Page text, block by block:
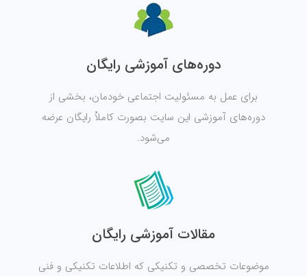
دوره‌های آموزشی رایگان
برای عمل به مسئولیت اجتماعی خودمان، بخشی از
دوره‌های آموزشی این سایت بصورت کاملاْ رایگان عرضه
می‌شود.
مقالات آموزشی رایگان
موضوعات تخصصی و تکنیکی که اطلاعات تکنیکی و فنی